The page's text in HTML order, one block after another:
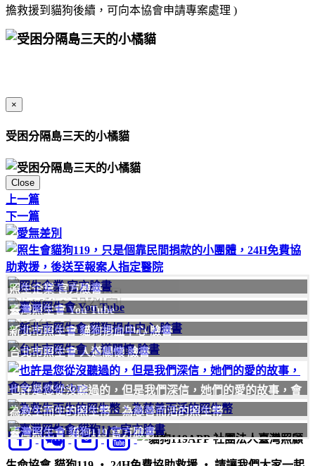
擔救援到貓狗後續，可向本協會申請專案處理 )
×
受困分隔島三天的小橘貓
Close
上一篇
下一篇
聯絡我們
我要
照生企業 官方臉書
臺灣照生會 You Tube
新北市照生會 貓狗捐血中心 臉書
台北市照生會 人道關懷 臉書
也許是您從沒聽過的，但是我們深信，她們的愛的故事，會
令您感動
為救生而生的照生幣、為慈善而活的照生幣
臺灣照生會 貓狗119 官方臉書
社團法人臺灣照顧